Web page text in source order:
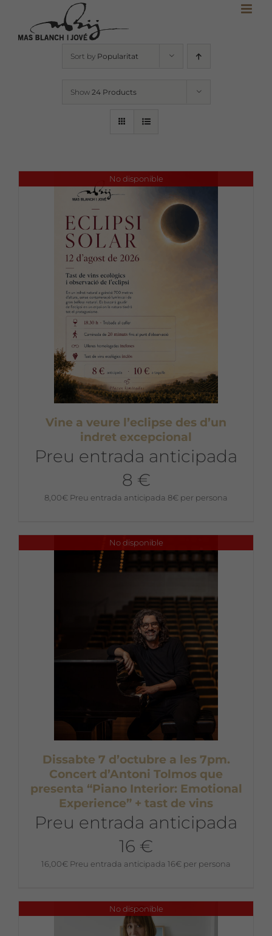
content
Sort by Popularitat
Show 24 Products
No disponible
Vine a veure l’eclipse des d’un
indret excepcional
Preu entrada anticipada
8 €
8,00€ Preu entrada anticipada 8€ per persona
No disponible
Dissabte 7 d’octubre a les 7pm.
Concert d’Antoni Tolmos que
presenta “Piano Interior: Emotional
Experience” + tast de vins
Preu entrada anticipada
16 €
16,00€ Preu entrada anticipada 16€ per persona
No disponible